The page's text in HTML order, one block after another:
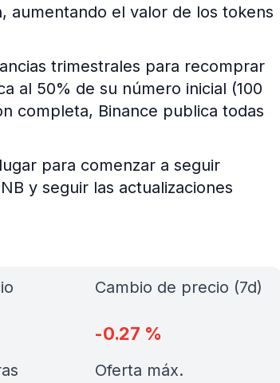
aumentando el valor de los tokens
trimestrales para recomprar
al 50% de su número inicial (100
completa, Binance publica todas
para comenzar a seguir
y seguir las actualizaciones
Cambio de precio (7d)
-0.27 %
Oferta máx.